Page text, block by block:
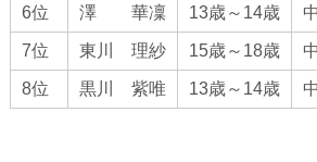
関西選手権ジュニア水泳競技大会結
イトマンオープン２０２２東京都
競技大会結果
6位 澤 華凜 13歳～14歳
7位 東川 理紗 15歳～18歳
8位 黒川 紫唯 13歳～14歳